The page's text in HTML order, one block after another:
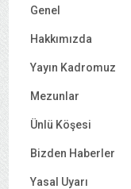
Genel
Hakkımızda
Yayın Kadromuz
Mezunlar
Ünlü Köşesi
Bizden Haberler
Yasal Uyarı